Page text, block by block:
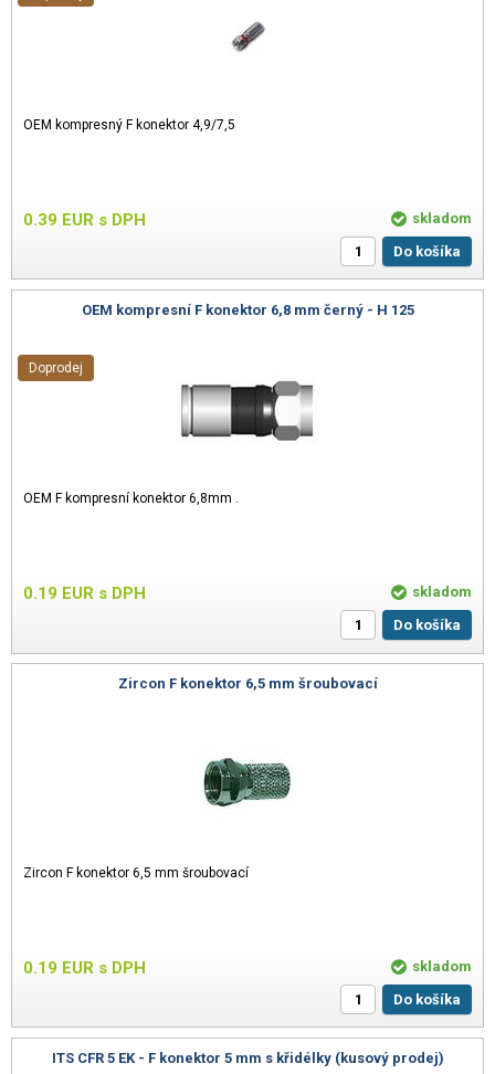
OEM kompresný F konektor 4,9/7,5
0.39 EUR s DPH
skladom
Do košíka
OEM kompresní F konektor 6,8 mm černý - H 125
OEM F kompresní konektor 6,8mm .
0.19 EUR s DPH
Doprodej
skladom
Do košíka
Zircon F konektor 6,5 mm šroubovací
Zircon F konektor 6,5 mm šroubovací
0.19 EUR s DPH
skladom
Do košíka
ITS CFR 5 EK - F konektor 5 mm s křidélky (kusový prodej)